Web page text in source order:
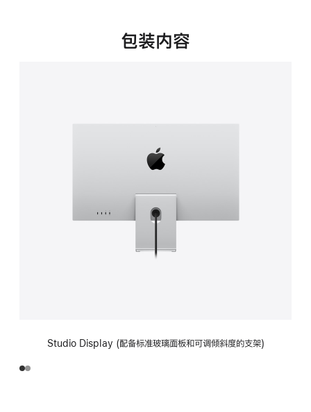
中
包装内容
Studio Display (配备标准玻璃面板和可调倾斜度的支架)